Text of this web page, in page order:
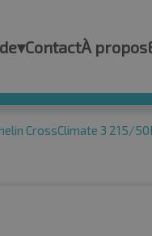
▾ContactÀ propos
CrossClimate 3 215/